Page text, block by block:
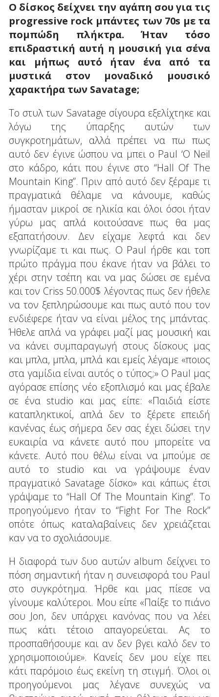
Ο δίσκος δείχνει την αγάπη σου για τις
progressive rock μπάντες των 70s με τα
πομπώδη πλήκτρα. Ήταν τόσο
επιδραστική αυτή η μουσική για σένα
και μήπως αυτό ήταν ένα από τα
μυστικά στον μοναδικό μουσικό
χαρακτήρα των Savatage;
Το στυλ των Savatage σίγουρα εξελίχτηκε και
λόγω της ύπαρξης αυτών των
συγκροτημάτων, αλλά πρέπει να πω πως
αυτό δεν έγινε ώσπου να μπει ο Paul ‘O Neil
στο κάδρο, κάτι που έγινε στο “Hall Of The
Mountain King”. Πριν από αυτό δεν ξέραμε τι
πραγματικά θέλαμε να κάνουμε, καθώς
ήμασταν μικροί σε ηλικία και όλοι όσοι ήταν
γύρω μας απλά κοιτούσανε πως θα μας
εξαπατήσουν. Δεν είχαμε λεφτά και δεν
γνωρίζαμε τι και πως. Ο Paul ήρθε και τοπ
πρώτο πράγμα που έκανε ήταν να βάλει το
χέρι στην τσέπη και να μας δώσει σε εμένα
και τον Criss 50.000$ λέγοντας πως δεν ήθελε
να τον ξεπληρώσουμε και πως αυτό που τον
ενδιέφερε ήταν να είναι μέλος της μπάντας.
Ήθελε απλά να γράφει μαζί μας μουσική και
να κάνει συμπαραγωγή στους δίσκους μας
και μπλα, μπλα, μπλά και εμείς λέγαμε «ποιος
στα γαμίδια είναι αυτός ο τύπος;» Ο Paul μας
αγόρασε επίσης νέο εξοπλισμό και μας έβαλε
σε ένα studio και μας είπε: «Παιδιά είστε
καταπληκτικοί, απλά δεν το ξέρετε επειδή
κανένας έως σήμερα δεν σας έχει δώσει την
ευκαιρία να κάνετε αυτό που μπορείτε να
κάνετε. Αυτό που θέλω είναι να μπούμε σε
αυτό το studio και να γράψουμε έναν
πραγματικό Savatage δίσκο» και κάπως έτσι
γράψαμε το “Hall Of The Mountain King”. Το
προηγούμενο ήταν το “Fight For The Rock”
οπότε όπως καταλαβαίνεις δεν χρειάζεται
καν να το σχολιάσουμε.
Η διαφορά των δυο αυτών album δείχνει το
πόση σημαντική ήταν η συνεισφορά του Paul
στο συγκρότημα. Ήρθε και μας πίεσε να
γίνουμε καλύτεροι. Μου είπε «Παίξε το πιάνο
σου Jon, δεν υπάρχει κανόνας που να λέει
πως κάτι τέτοιο απαγορεύεται. Ας το
προσπαθήσουμε και αν δεν βγει καλό δεν το
χρησιμοποιούμε». Κανείς δεν μου είχε πει
κάτι παρόμοιο έως εκείνη τη στιγμή. Όλοι οι
προηγούμενοι μας λέγανε συνεχώς να